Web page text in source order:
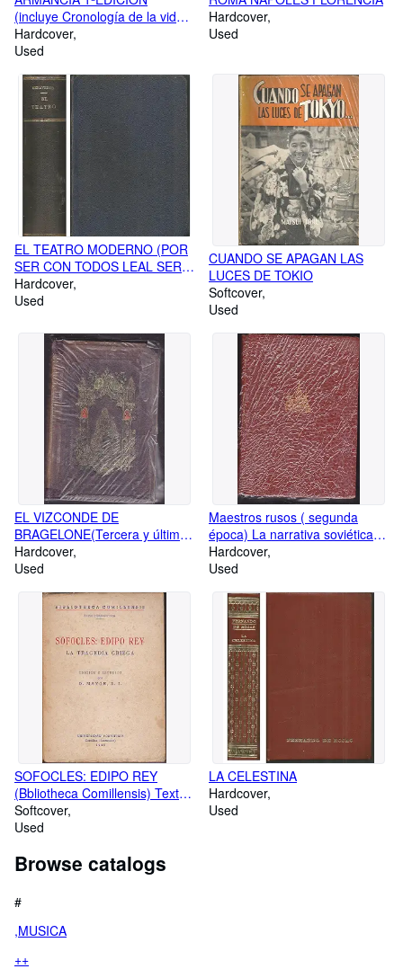
(incluye Cronología de la vida y
obras del autor
Hardcover
Used
Hardcover
Used
EL TEATRO MODERNO (POR
SER CON TODOS LEAL SER
CON TODOS TRAIDOR-Y VA
DE CUENTO-LA VESTAL DE
MUERTE-UNA SEÑORA-
LECCIONES DE BUEN AMOR-
LA OTRA LOCURA-LA VIRTUD
SOSPECHOSA-LOS NUEVOS
YERNOS)
Hardcover
Used
CUANDO SE APAGAN LAS
LUCES DE TOKIO
Softcover
Used
EL VIZCONDE DE
BRAGELONE(Tercera y última
parte de Los Tres
Mosqueteros) 4 TOMOS
Hardcover
Used
Maestros rusos ( segunda
época) La narrativa soviética.
Tomo VIII. Fadeiev. La derrota.
Sholojov. El don apacible
Hardcover
Used
SOFOCLES: EDIPO REY
(Bbliotheca Comillensis) Texto
griego y castellano
Softcover
Used
LA CELESTINA
Hardcover
Used
Browse catalogs
#
,MUSICA
++